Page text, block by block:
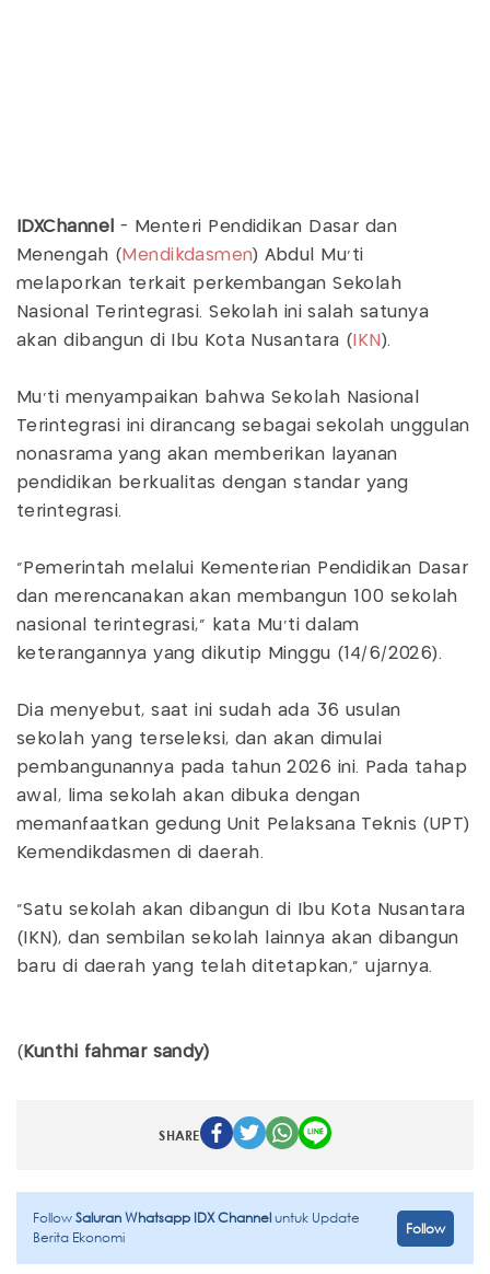
IDXChannel
- Menteri Pendidikan Dasar dan
Menengah ( Mendikdasmen) Abdul Mu'ti
melaporkan terkait perkembangan Sekolah
Nasional Terintegrasi. Sekolah ini salah satunya
akan dibangun di Ibu Kota Nusantara ( IKN ).
Mu'ti menyampaikan bahwa Sekolah Nasional
Terintegrasi ini dirancang sebagai sekolah unggulan
nonasrama yang akan memberikan layanan
pendidikan berkualitas dengan standar yang
terintegrasi.
“Pemerintah melalui Kementerian Pendidikan Dasar
dan merencanakan akan membangun 100 sekolah
nasional terintegrasi," kata Mu'ti dalam
keterangannya yang dikutip Minggu (14/6/2026).
Dia menyebut, saat ini sudah ada 36 usulan
sekolah yang terseleksi, dan akan dimulai
pembangunannya pada tahun 2026 ini. Pada tahap
awal, lima sekolah akan dibuka dengan
memanfaatkan gedung Unit Pelaksana Teknis (UPT)
Kemendikdasmen di daerah.
"Satu sekolah akan dibangun di Ibu Kota Nusantara
(IKN), dan sembilan sekolah lainnya akan dibangun
baru di daerah yang telah ditetapkan,” ujarnya.
( Kunthi fahmar sandy)
SHARE
FollowSaluran Whatsapp IDX Channeluntuk Update
Berita Ekonomi
Follow